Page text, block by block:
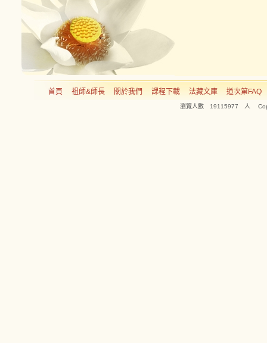
首頁 祖師&師長 關於我們 課程下載 法藏文庫 道次第FAQ
瀏覽人數 19115977 人